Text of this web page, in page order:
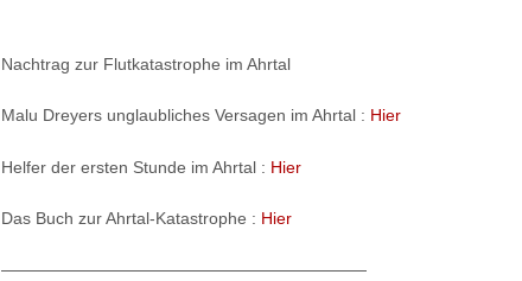
Nachtrag zur Flutkatastrophe im Ahrtal
Malu Dreyers unglaubliches Versagen im Ahrtal : Hier
Helfer der ersten Stunde im Ahrtal : Hier
Das Buch zur Ahrtal-Katastrophe : Hier
——————————————————————